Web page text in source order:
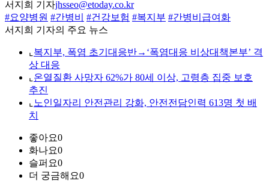
서지희 기자jhsseo@etoday.co.kr
#요양병원 #간병비 #건강보험 #복지부 #간병비급여화
서지희 기자의 주요 뉴스
⌞ 복지부, 폭염 초기대응반→‘폭염대응 비상대책본부’ 격
상 대응
⌞ 온열질환 사망자 62%가 80세 이상, 고령층 집중 보호
추진
⌞ 노인일자리 안전관리 강화, 안전전담인력 613명 첫 배
치
좋아요0
화나요0
슬퍼요0
더 궁금해요0